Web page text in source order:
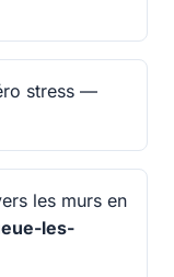
stress —
les murs en
les-